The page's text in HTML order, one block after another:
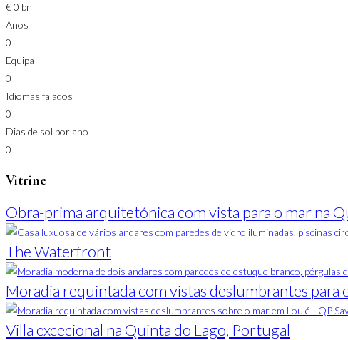
€0 bn
Anos
0
Equipa
0
Idiomas falados
0
Dias de sol por ano
0
Vitrine
Obra-prima arquitetónica com vista para o mar na
The Waterfront
Moradia requintada com vistas deslumbrantes para
Villa excecional na Quinta do Lago, Portugal